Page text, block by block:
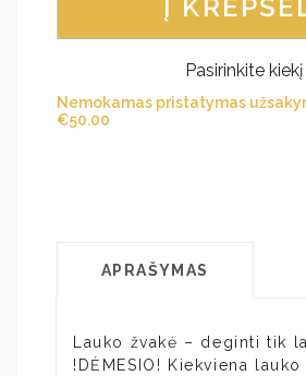
Į
Nemokamas pristatymas
€50.00
Pasirinkite kiekį
APRAŠYMAS
Lauko žvakė – deginti tik
!DĖMESIO! Kiekviena